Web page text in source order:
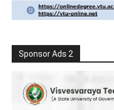
Sponsor Ads 2